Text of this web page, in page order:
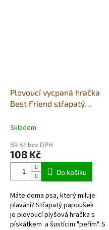
Plovoucí vycpaná hračka
Best Friend střapatý
Skladem
89 Kč bez DPH
108 Kč
Do košíku
Máte doma psa, který miluje
plavání? Střapatý papoušek
je plovoucí plyšová hračka s
pískátkem a šustícim "peřím". S